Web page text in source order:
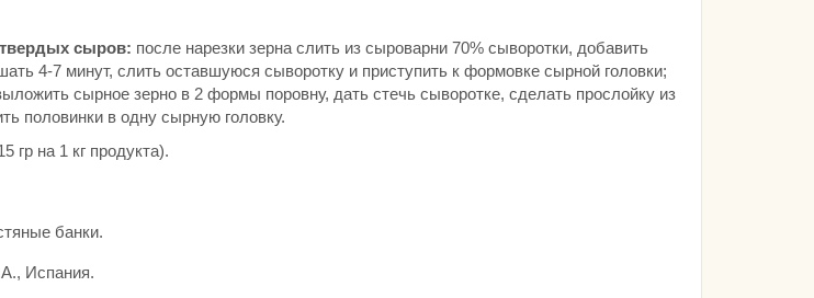
сыров: после нарезки зерна слить из сыроварни 70% сыворотки, добавить
4-7 минут, слить оставшуюся сыворотку и приступить к формовке сырной головки;
сырное зерно в 2 формы поровну, дать стечь сыворотке, сделать прослойку из
половинки в одну сырную головку.
гр на 1 кг продукта).
банки.
Испания.